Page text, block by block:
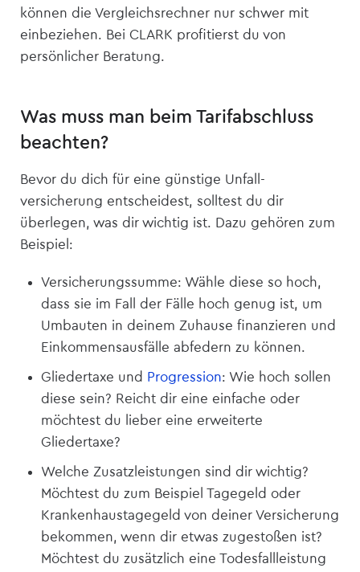
können die Vergleichsrechner nur schwer mit
einbeziehen. Bei CLARK profitierst du von
persönlicher Beratung.
Was muss man beim Tarifabschluss
beachten?
Bevor du dich für eine günstige Unfall­
versicherung entscheidest, solltest du dir
überlegen, was dir wichtig ist. Dazu gehören zum
Beispiel:
Versicherungssumme: Wähle diese so hoch,
dass sie im Fall der Fälle hoch genug ist, um
Umbauten in deinem Zuhause finanzieren und
Einkommensausfälle abfedern zu können.
Gliedertaxe und Progression: Wie hoch sollen
diese sein? Reicht dir eine einfache oder
möchtest du lieber eine erweiterte
Gliedertaxe?
Welche Zusatzleistungen sind dir wichtig?
Möchtest du zum Beispiel Tagegeld oder
Krankenhaustagegeld von deiner Versicherung
bekommen, wenn dir etwas zugestoßen ist?
Möchtest du zusätzlich eine Todesfallleistung